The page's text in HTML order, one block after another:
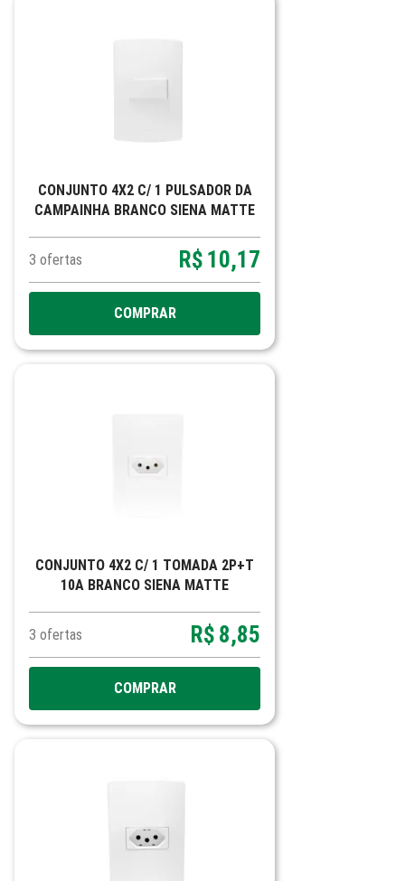
CONJUNTO 4X2 C/ 1 PULSADOR DA
CAMPAINHA BRANCO SIENA MATTE
3 ofertas R$ 10,17
COMPRAR
CONJUNTO 4X2 C/ 1 TOMADA 2P+T
10A BRANCO SIENA MATTE
3 ofertas R$ 8,85
COMPRAR